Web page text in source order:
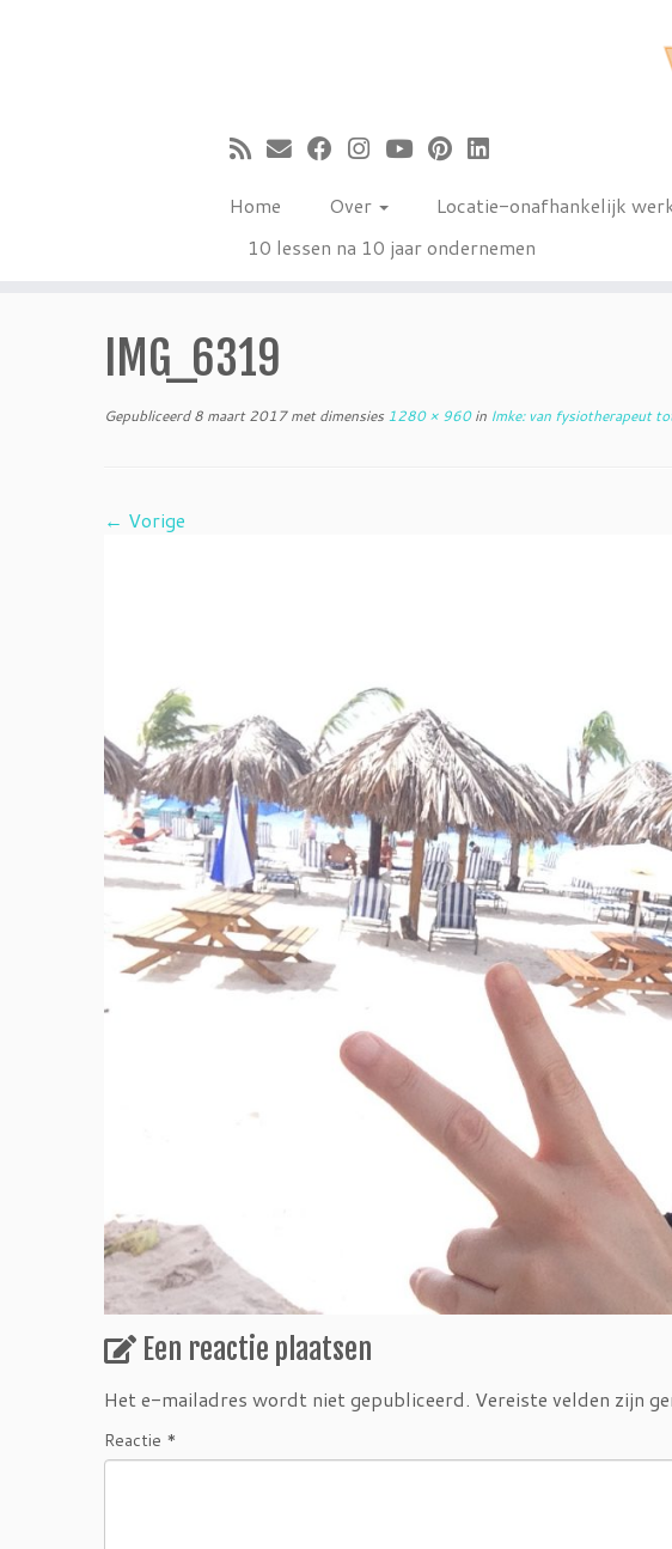
Home Over Locatie-onafhankelijk
10 lessen na 10 jaar ondernemen
IMG_6319
Gepubliceerd 8 maart 2017met dimensies 1280 × 960in Imke: van fysiotherapeut
← Vorige
Een reactie plaatsen
Het e-mailadres wordt niet gepubliceerd. Vereiste velden zijn
Reactie *